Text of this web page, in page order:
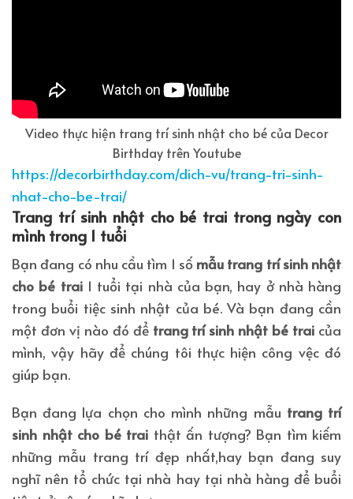
Video thực hiện trang trí sinh nhật cho bé của Decor
Birthday trên Youtube
https://decorbirthday.com/dich-vu/trang-tri-sinh-
nhat-cho-be-trai/
Trang trí sinh nhật cho bé trai trong ngày con
mình trong 1 tuổi
Bạn đang có nhu cầu tìm 1 số mẫu trang trí sinh nhật
cho bé trai1 tuổi tại nhà của bạn, hay ở nhà hàng
trong buổi tiệc sinh nhật của bé. Và bạn đang cần
một đơn vị nào đó để trang trí sinh nhật bé trai của
mình, vậy hãy để chúng tôi thực hiện công vệc đó
giúp bạn.
Bạn đang lựa chọn cho mình những mẫu trang trí
sinh nhật cho bé trai thật ấn tượng? Bạn tìm kiếm
những mẫu trang trí đẹp nhất,hay bạn đang suy
nghĩ nên tổ chức tại nhà hay tại nhà hàng để buổi